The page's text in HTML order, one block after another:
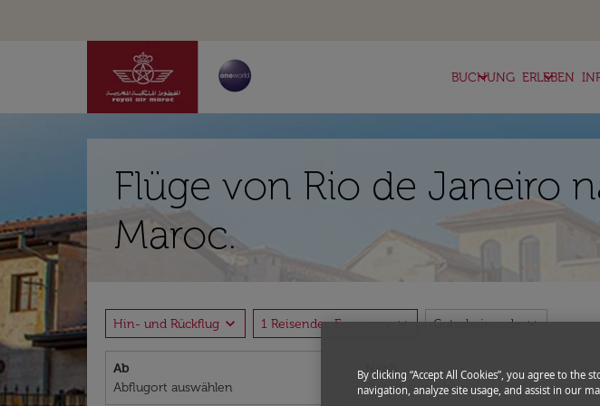
BUCHUNG
keyboard_arrow_down ERLEBEN
keyboard_arrow_down
Flüge von Rio de Janeiro
Maroc.
Hin- und Rückflug expand_more 1 Reisender, Economyexpand_more Gutscheincodeexpand_more
Ab Nach
By clicking “Accept All Cookies”, you agree to the
navigation, analyze site usage, and assist in our